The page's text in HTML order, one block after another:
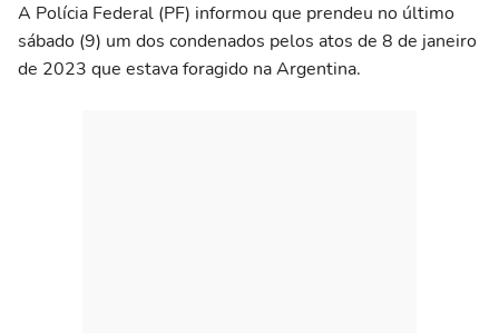
A Polícia Federal (PF) informou que prendeu no último
sábado (9) um dos condenados pelos atos de 8 de janeiro
de 2023 que estava foragido na Argentina.